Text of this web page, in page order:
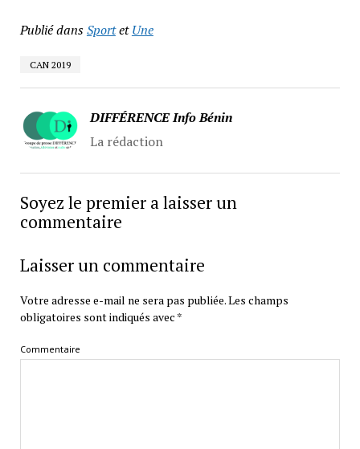
Publié dansSportetUne
CAN 2019
DIFFÉRENCE Info Bénin
La rédaction
Soyez le premier a laisser un
commentaire
Laisser un commentaire
Votre adresse e-mail ne sera pas publiée.Les champs
obligatoires sont indiqués avec *
Commentaire